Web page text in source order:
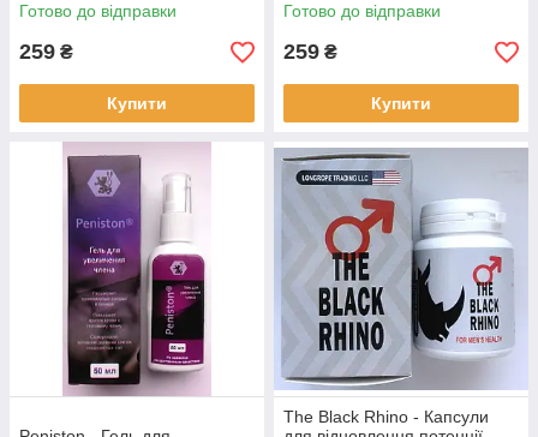
Готово до відправки
259 ₴
Купити
Готово до відправки
259 ₴
Купити
The Black Rhino - Капсули